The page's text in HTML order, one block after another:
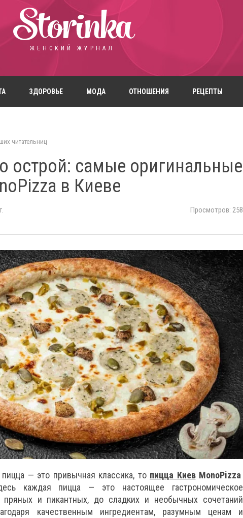
Storinka
ЖЕНСКИЙ ЖУРНАЛ
ЗДОРОВЬЕ МОДА ОТНОШЕНИЯ РЕЦЕПТЫ
читательниц
острой: самые оригинальные
в Киеве
Просмотров: 258
— это привычная классика, то пицца Киев MonoPizza
каждая пицца — это настоящее гастрономическое
пряных и пикантных, до сладких и необычных сочетаний
качественным ингредиентам, разумным ценам и